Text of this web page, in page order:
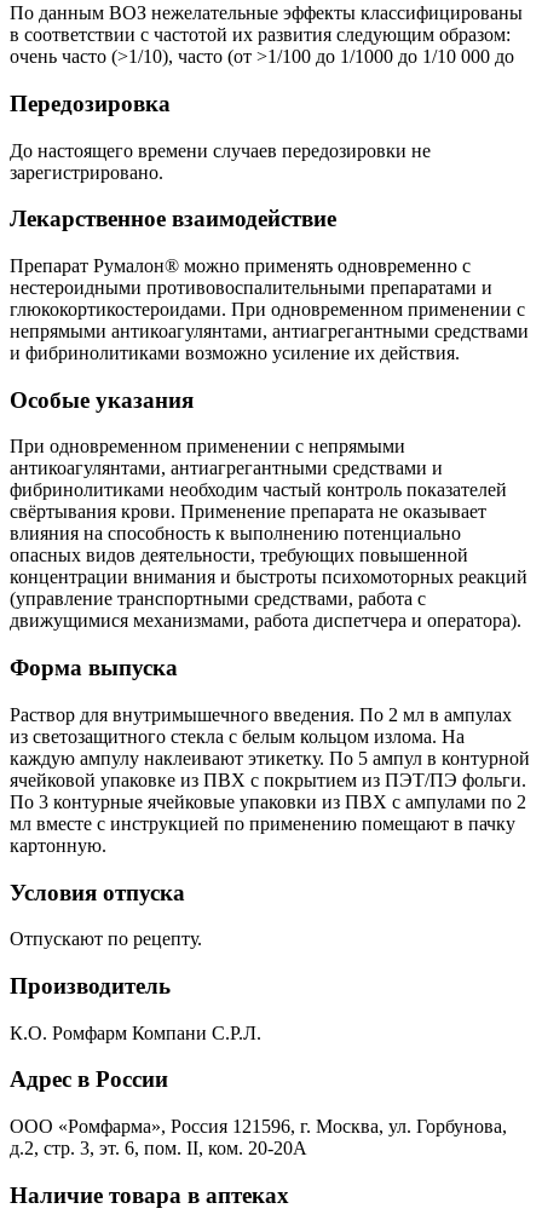
По данным ВОЗ нежелательные эффекты классифицированы
в соответствии с частотой их развития следующим образом:
очень часто (>1/10), часто (от >1/100 до 1/1000 до 1/10 000 до
Передозировка
До настоящего времени случаев передозировки не
зарегистрировано.
Лекарственное взаимодействие
Препарат Румалон® можно применять одновременно с
нестероидными противовоспалительными препаратами и
глюкокортикостероидами. При одновременном применении с
непрямыми антикоагулянтами, антиагрегантными средствами
и фибринолитиками возможно усиление их действия.
Особые указания
При одновременном применении с непрямыми
антикоагулянтами, антиагрегантными средствами и
фибринолитиками необходим частый контроль показателей
свёртывания крови. Применение препарата не оказывает
влияния на способность к выполнению потенциально
опасных видов деятельности, требующих повышенной
концентрации внимания и быстроты психомоторных реакций
(управление транспортными средствами, работа с
движущимися механизмами, работа диспетчера и оператора).
Форма выпуска
Раствор для внутримышечного введения. По 2 мл в ампулах
из светозащитного стекла с белым кольцом излома. На
каждую ампулу наклеивают этикетку. По 5 ампул в контурной
ячейковой упаковке из ПВХ с покрытием из ПЭТ/ПЭ фольги.
По 3 контурные ячейковые упаковки из ПВХ с ампулами по 2
мл вместе с инструкцией по применению помещают в пачку
картонную.
Условия отпуска
Отпускают по рецепту.
Производитель
К.О. Ромфарм Компани С.Р.Л.
Адрес в России
ООО «Ромфарма», Россия 121596, г. Москва, ул. Горбунова,
д.2, стр. 3, эт. 6, пом. II, ком. 20-20А
Наличие товара в аптеках